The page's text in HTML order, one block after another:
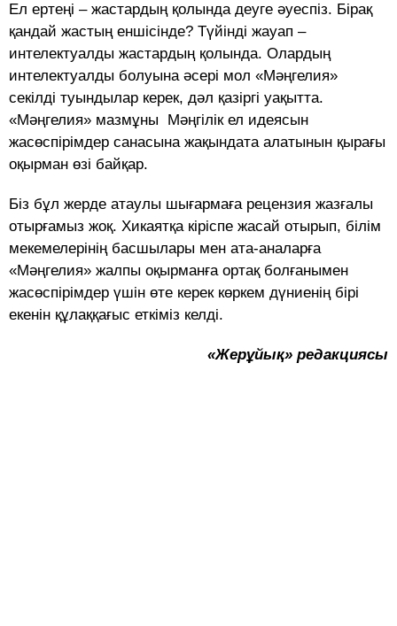
Ел ертеңі – жастардың қолында деуге әуеспіз. Бірақ
қандай жастың еншісінде? Түйінді жауап –
интелектуалды жастардың қолында. Олардың
интелектуалды болуына әсері мол «Мәңгелия»
секілді туындылар керек, дәл қазіргі уақытта.
«Мәңгелия» мазмұны Мәңгілік ел идеясын
жасөспірімдер санасына жақындата алатынын қырағы
оқырман өзі байқар.
Біз бұл жерде атаулы шығармаға рецензия жазғалы
отырғамыз жоқ. Хикаятқа кіріспе жасай отырып, білім
мекемелерінің басшылары мен ата-аналарға
«Мәңгелия» жалпы оқырманға ортақ болғанымен
жасөспірімдер үшін өте керек көркем дүниенің бірі
екенін құлаққағыс еткіміз келді.
«Жерұйық» редакциясы